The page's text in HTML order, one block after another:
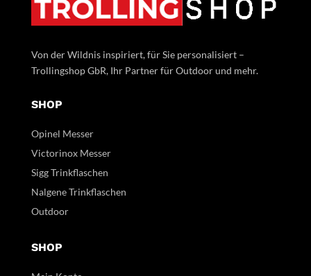
Von der Wildnis inspiriert, für Sie personalisiert –
Trollingshop GbR, Ihr Partner für Outdoor und mehr.
SHOP
Opinel Messer
Victorinox Messer
Sigg Trinkflaschen
Nalgene Trinkflaschen
Outdoor
SHOP